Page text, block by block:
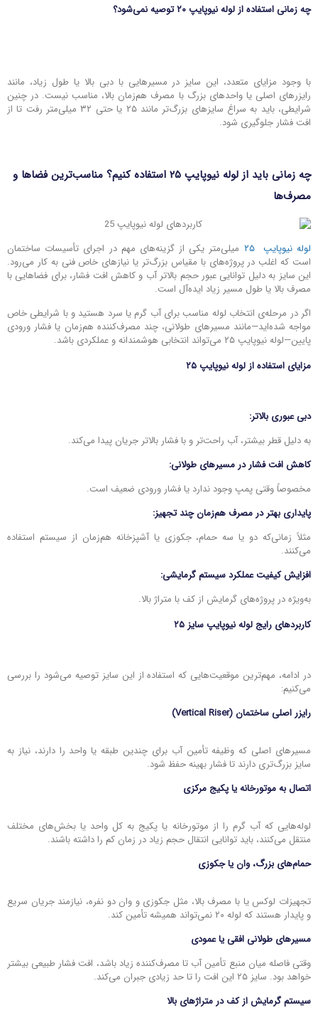
چه زمانی استفاده از لوله نیوپایپ ۲۰ توصیه نمی‌شود؟
با وجود مزایای متعدد، این سایز در مسیرهایی با دبی بالا یا طول زیاد، مانند
رایزرهای اصلی یا واحدهای بزرگ با مصرف هم‌زمان بالا، مناسب نیست. در چنین
شرایطی، باید به سراغ سایزهای بزرگ‌تر مانند ۲۵ یا حتی ۳۲ میلی‌متر رفت تا از
افت فشار جلوگیری شود.
چه زمانی باید از لوله نیوپایپ ۲۵ استفاده کنیم؟ مناسب‌ترین فضاها و
مصرف‌ها
لوله نیوپایپ ۲۵
میلی‌متر یکی از گزینه‌های مهم در اجرای تأسیسات ساختمان
است که اغلب در پروژه‌های با مقیاس بزرگ‌تر یا نیازهای خاص فنی به کار می‌رود.
این سایز به دلیل توانایی عبور حجم بالاتر آب و کاهش افت فشار، برای فضاهایی با
مصرف بالا یا طول مسیر زیاد ایده‌آل است.
اگر در مرحله‌ی انتخاب لوله مناسب برای آب گرم یا سرد هستید و با شرایطی خاص
مواجه شده‌اید—مانند مسیرهای طولانی، چند مصرف‌کننده هم‌زمان یا فشار ورودی
پایین—لوله نیوپایپ ۲۵ می‌تواند انتخابی هوشمندانه و عملکردی باشد.
مزایای استفاده از لوله نیوپایپ ۲۵
دبی عبوری بالاتر:
به دلیل قطر بیشتر، آب راحت‌تر و با فشار بالاتر جریان پیدا می‌کند.
کاهش افت فشار در مسیرهای طولانی:
مخصوصاً وقتی پمپ وجود ندارد یا فشار ورودی ضعیف است.
پایداری بهتر در مصرف هم‌زمان چند تجهیز:
مثلاً زمانی‌که دو یا سه حمام، جکوزی یا آشپزخانه هم‌زمان از سیستم استفاده
می‌کنند.
افزایش کیفیت عملکرد سیستم گرمایشی:
به‌ویژه در پروژه‌های گرمایش از کف با متراژ بالا.
کاربردهای رایج لوله نیوپایپ سایز ۲۵
در ادامه، مهم‌ترین موقعیت‌هایی که استفاده از این سایز توصیه می‌شود را بررسی
می‌کنیم:
رایزر اصلی ساختمان (Vertical Riser)
مسیرهای اصلی که وظیفه تأمین آب برای چندین طبقه یا واحد را دارند، نیاز به
سایز بزرگ‌تری دارند تا فشار بهینه حفظ شود.
اتصال به موتورخانه یا پکیج مرکزی
لوله‌هایی که آب گرم را از موتورخانه یا پکیج به کل واحد یا بخش‌های مختلف
منتقل می‌کنند، باید توانایی انتقال حجم زیاد در زمان کم را داشته باشند.
حمام‌های بزرگ، وان یا جکوزی
تجهیزات لوکس یا با مصرف بالا، مثل جکوزی و وان دو نفره، نیازمند جریان سریع
و پایدار هستند که لوله ۲۰ نمی‌تواند همیشه تأمین کند.
مسیرهای طولانی افقی یا عمودی
وقتی فاصله میان منبع تأمین آب تا مصرف‌کننده زیاد باشد، افت فشار طبیعی بیشتر
خواهد بود. سایز ۲۵ این افت را تا حد زیادی جبران می‌کند.
سیستم گرمایش از کف در متراژهای بالا